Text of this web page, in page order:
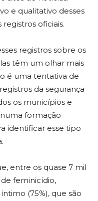
e qualitativo desses
oficiais.
registros sobre os
têm um olhar mais
é uma tentativa de
da segurança
os municípios e
formação
identificar esse tipo
entre os quase 7 mil
feminicídio,
(75%), que são